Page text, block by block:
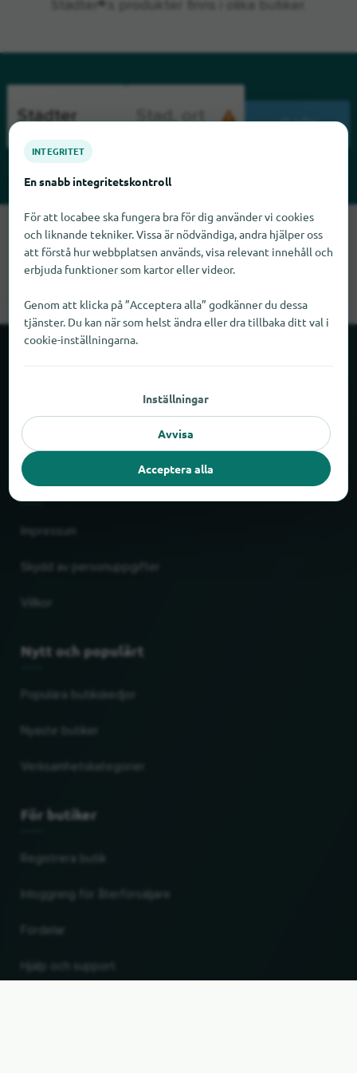
Städter®:s produkter finns i olika butiker.
SÖK
Tyvärr kan vi inte hitta Städter just nu. Om du vet var Städter
finns skulle vi bli glada om du meddelade oss det.
Om locabee
Partner
Juridiskt
Nytt och populärt
Verksamhetskategorier
För butiker
Inloggning för återförsäljare
Fördelar
INTEGRITET
En snabb integritetskontroll
För att locabee ska fungera bra för dig använder vi cookies
och liknande tekniker. Vissa är nödvändiga, andra hjälper oss
att förstå hur webbplatsen används, visa relevant innehåll och
erbjuda funktioner som kartor eller videor.
Genom att klicka på ”Acceptera alla” godkänner du dessa
tjänster. Du kan när som helst ändra eller dra tillbaka ditt val i
cookie-inställningarna.
Inställningar
Avvisa
Acceptera alla